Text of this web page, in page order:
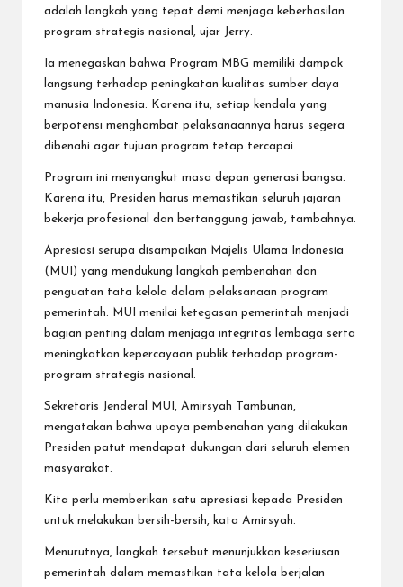
adalah langkah yang tepat demi menjaga keberhasilan
program strategis nasional, ujar Jerry.
Ia menegaskan bahwa Program MBG memiliki dampak
langsung terhadap peningkatan kualitas sumber daya
manusia Indonesia. Karena itu, setiap kendala yang
berpotensi menghambat pelaksanaannya harus segera
dibenahi agar tujuan program tetap tercapai.
Program ini menyangkut masa depan generasi bangsa.
Karena itu, Presiden harus memastikan seluruh jajaran
bekerja profesional dan bertanggung jawab, tambahnya.
Apresiasi serupa disampaikan Majelis Ulama Indonesia
(MUI) yang mendukung langkah pembenahan dan
penguatan tata kelola dalam pelaksanaan program
pemerintah. MUI menilai ketegasan pemerintah menjadi
bagian penting dalam menjaga integritas lembaga serta
meningkatkan kepercayaan publik terhadap program-
program strategis nasional.
Sekretaris Jenderal MUI, Amirsyah Tambunan,
mengatakan bahwa upaya pembenahan yang dilakukan
Presiden patut mendapat dukungan dari seluruh elemen
masyarakat.
Kita perlu memberikan satu apresiasi kepada Presiden
untuk melakukan bersih-bersih, kata Amirsyah.
Menurutnya, langkah tersebut menunjukkan keseriusan
pemerintah dalam memastikan tata kelola berjalan